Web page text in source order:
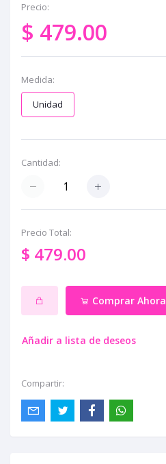
Precio:
$ 479.00
Medida:
Unidad
Cantidad:
Precio Total:
$ 479.00
Comprar Ahora
Añadir a lista de deseos
Compartir: